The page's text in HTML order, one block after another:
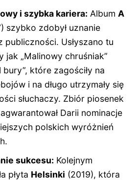
i szybka kariera: AlbumA
szybko zdobył uznanie
publiczności. Usłyszano tu
jak „Malinowy chruśniak”
bury”, które zagościły na
i na długo utrzymały się
słuchaczy. Zbiór piosenek
Darii nominacje
polskich wyróżnień
sukcesu: Kolejnym
płyta Helsinki (2019), która